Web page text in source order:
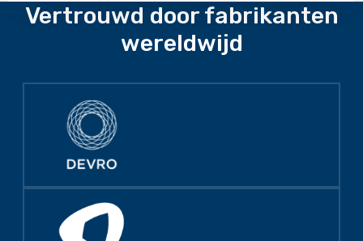
over
Vertrouwd door fabrikanten
wereldwijd